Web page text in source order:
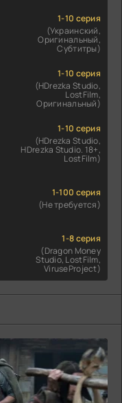
1-10 серия
(Украинский,
Оригинальный,
Субтитры)
1-10 серия
(HDrezka Studio,
LostFilm,
Оригинальный)
1-10 серия
(HDrezka Studio,
HDrezka Studio. 18+,
LostFilm)
1-100 серия
(Не требуется)
1-8 серия
(Dragon Money
Studio, LostFilm,
ViruseProject)